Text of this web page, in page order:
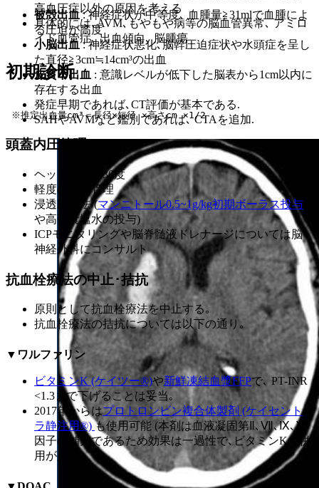
被殻出血: 神経症状が中等度､ 血腫量≧31mlで血腫によ
る圧迫が高度
小脳出血: 神経症状悪化､脳幹圧迫症状や水頭症を呈し
た直径≧3cm≒14cm³の出血
皮質下出血 : 意識レベルが低下した脳表から1cm以内に
存在する出血
※推定出血量cm³＝長径×短径 ×高さcm ×1/2
頭蓋内圧管理
ヘッドアップ30度
軽度の鎮静管理
浸透圧療法 (マンニトール0.5~1g/kg初期ボーラス投与
や高張食塩水の投与)
ICPモニタリングや脳脊髄液ドレナージについては脳
神経外科にコンサルト
抗血栓療法の中止･拮抗
原則として抗血栓療法を中止する｡
抗血栓療法の拮抗については以下の通り｡
▼ワルファリン
ビタミンK (ケイツー®)や新鮮凍結血漿FFPで､ PT-INR
<1.3まで下げることは妥当｡
2017年からはプロトロンビン複合体製剤 (ケイセント
ラ静注用®) も使用可能 (本剤は血液凝固第Ⅱ､Ⅶ､Ⅸ､Ⅹ
因子の補充であるため効果は一過性で､ビタミンKの併
用が必要)
高血圧症以外の原因を考える
具体的には､AVM､もやもや病等の脳血管異常､ アミロ
イド血管症､ 出血傾向､ 脳腫瘍
初期診断
発症早期であれば､CT評価が基本である.
SAHやAVMなど鑑別であれば､ CTAを追加.